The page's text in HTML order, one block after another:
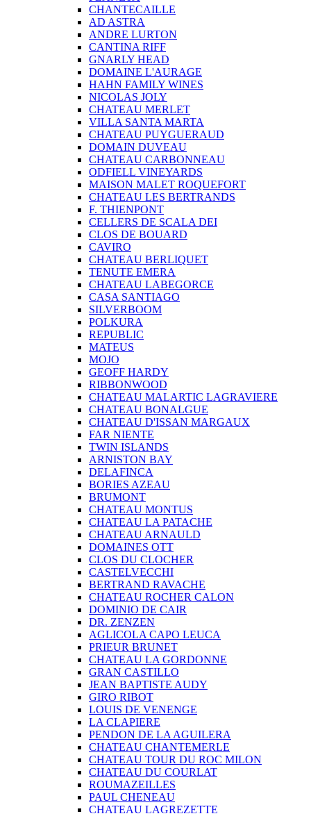
CHANTECAILLE
AD ASTRA
ANDRE LURTON
CANTINA RIFF
GNARLY HEAD
DOMAINE L'AURAGE
HAHN FAMILY WINES
NICOLAS JOLY
CHATEAU MERLET
VILLA SANTA MARTA
CHATEAU PUYGUERAUD
DOMAIN DUVEAU
CHATEAU CARBONNEAU
ODFIELL VINEYARDS
MAISON MALET ROQUEFORT
CHATEAU LES BERTRANDS
F. THIENPONT
CELLERS DE SCALA DEI
CLOS DE BOUARD
CAVIRO
CHATEAU BERLIQUET
TENUTE EMERA
CHATEAU LABEGORCE
CASA SANTIAGO
SILVERBOOM
POLKURA
REPUBLIC
MATEUS
MOJO
GEOFF HARDY
RIBBONWOOD
CHATEAU MALARTIC LAGRAVIERE
CHATEAU BONALGUE
CHATEAU D'ISSAN MARGAUX
FAR NIENTE
TWIN ISLANDS
ARNISTON BAY
DELAFINCA
BORIES AZEAU
BRUMONT
CHATEAU MONTUS
CHATEAU LA PATACHE
CHATEAU ARNAULD
DOMAINES OTT
CLOS DU CLOCHER
CASTELVECCHI
BERTRAND RAVACHE
CHATEAU ROCHER CALON
DOMINIO DE CAIR
DR. ZENZEN
AGLICOLA CAPO LEUCA
PRIEUR BRUNET
CHATEAU LA GORDONNE
GRAN CASTILLO
JEAN BAPTISTE AUDY
GIRO RIBOT
LOUIS DE VENENGE
LA CLAPIERE
PENDON DE LA AGUILERA
CHATEAU CHANTEMERLE
CHATEAU TOUR DU ROC MILON
CHATEAU DU COURLAT
ROUMAZEILLES
PAUL CHENEAU
CHATEAU LAGREZETTE